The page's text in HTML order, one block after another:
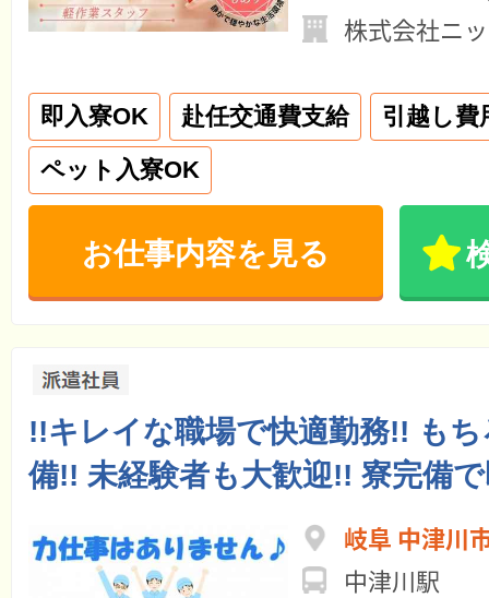
株式会社ニ
即入寮OK 赴任交通費支給
引越し費
ペット入寮OK
お仕事内容を見る
!!キレイな職場で快適勤務!! も
備!! 未経験者も大歓迎!! 寮完備
岐阜 中津川
中津川駅